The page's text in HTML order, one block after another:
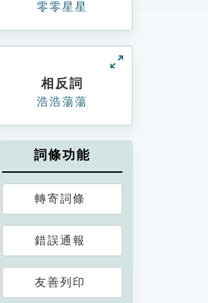
零零星星
相反詞
浩浩蕩蕩
詞條功能
轉寄詞條
錯誤通報
友善列印